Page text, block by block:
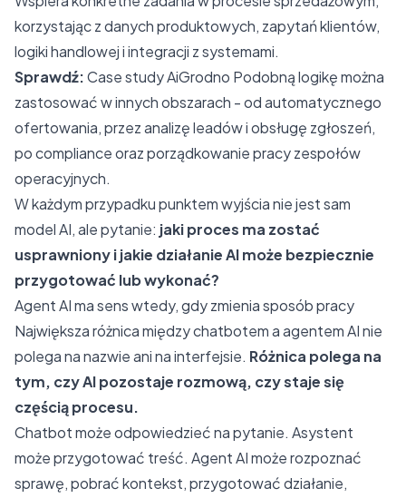
korzystając z danych produktowych, zapytań klientów,
logiki handlowej i integracji z systemami.
Sprawdź:Case study AiGrodno Podobną logikę można
zastosować w innych obszarach - od automatycznego
ofertowania, przez analizę leadów i obsługę zgłoszeń,
po compliance oraz porządkowanie pracy zespołów
operacyjnych.
W każdym przypadku punktem wyjścia nie jest sam
model AI, ale pytanie: jaki proces ma zostać
usprawniony i jakie działanie AI może bezpiecznie
przygotować lub wykonać?
Agent AI ma sens wtedy, gdy zmienia sposób pracy
Największa różnica między chatbotem a agentem AI nie
polega na nazwie ani na interfejsie. Różnica polega na
tym, czy AI pozostaje rozmową, czy staje się
częścią procesu.
Chatbot może odpowiedzieć na pytanie. Asystent
może przygotować treść. Agent AI może rozpoznać
sprawę, pobrać kontekst, przygotować działanie,